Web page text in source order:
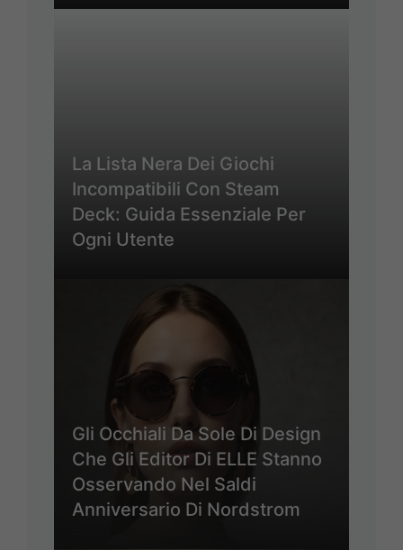
La Lista Nera Dei Giochi
Incompatibili Con Steam
Deck: Guida Essenziale Per
Ogni Utente
Gli Occhiali Da Sole Di Design
Che Gli Editor Di ELLE Stanno
Osservando Nel Saldi
Anniversario Di Nordstrom